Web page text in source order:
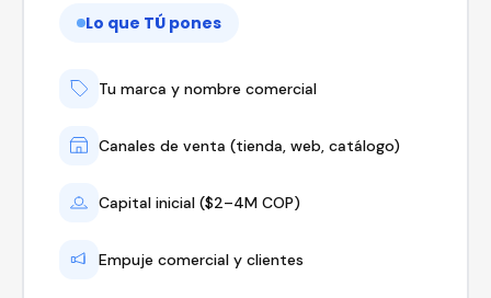
Lo que TÚ pones
Tu marca y nombre comercial
Canales de venta (tienda, web, catálogo)
Capital inicial ($2–4M COP)
Empuje comercial y clientes